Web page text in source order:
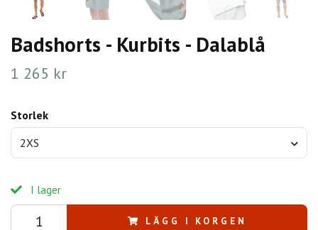
Badshorts - Kurbits - Dalablå
1 265 kr
Storlek
2XS
I lager
LÄGG I KORGEN